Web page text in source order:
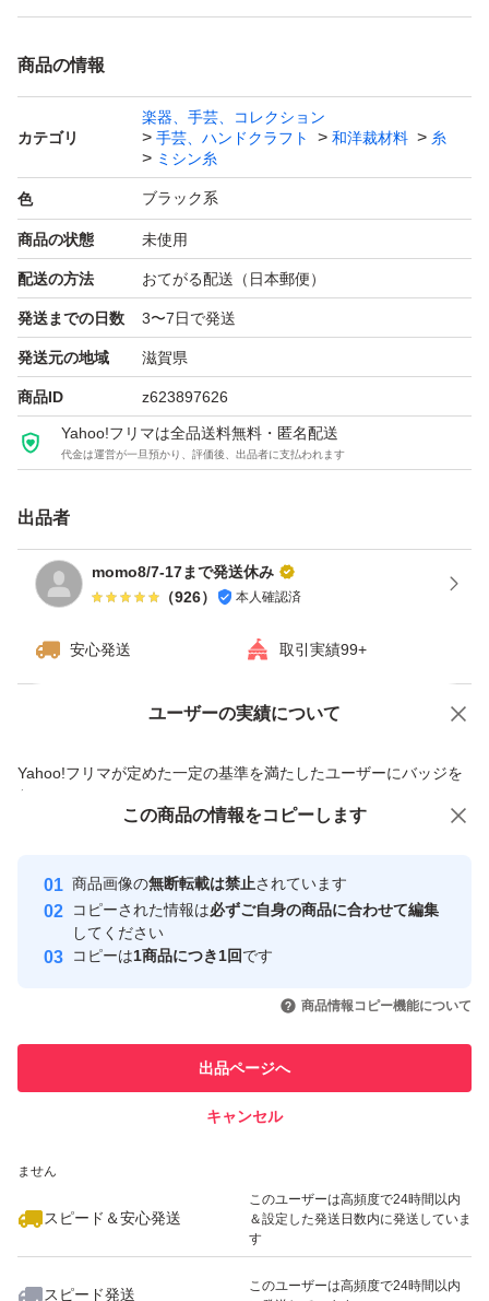
7個1750円
8個1920円
10個～1個220円×個数で計算いたします。
在庫は沢山ございます。色の組み合わせ変更OKです！
monnダイヤスパン700
商品の情報
カテゴリ
楽器、手芸、コレクション
手芸、ハンドクラフト
和洋裁材料
糸
ミシン糸
色 ブラック系
商品の状態 未使用
配送の方法 おてがる配送（日本郵便）
発送までの日数 3〜7日で発送
発送元の地域 滋賀県
商品ID z623897626
Yahoo!フリマは全品送料無料・匿名配送
代金は運営が一旦預かり、評価後、出品者に支払われます
出品者
momo8/7-17まで発送休み
（926） 本人確認済
安心発送 取引実績99+
ユーザーの実績について
Yahoo!フリマが定めた一定の基準を満たしたユーザーにバッジを
付与しています
安心取引出品者
心・安全なユーザーです
取引実績
引を完了させた実績があります
での取引実績があります
ません
スピード＆安心発送
このユーザーは高頻度で24時間以内
＆設定した発送日数内に発送していま
す
スピード発送
このユーザーは高頻度で24時間以内
価格の相談 商品への質問
この商品の情報をコピーします
商品画像の無断転載は禁止されています
コピーされた情報は必ずご自身の商品に合わせて編集
してください
コピーは1商品につき1回です
商品情報コピー機能について
出品ページへ
キャンセル
この商品をみている人にオススメ